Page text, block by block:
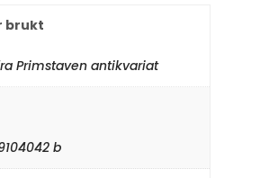
brukt
Primstaven antikvariat
b